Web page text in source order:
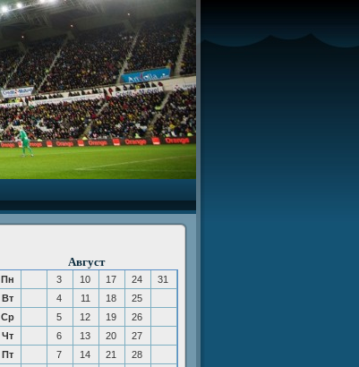
Август
Пн 3 10 17 24
31
Вт
4 11 18
25
Ср
5 12 19
26
Чт
6 13 20
27
Пт
7 14 21
28